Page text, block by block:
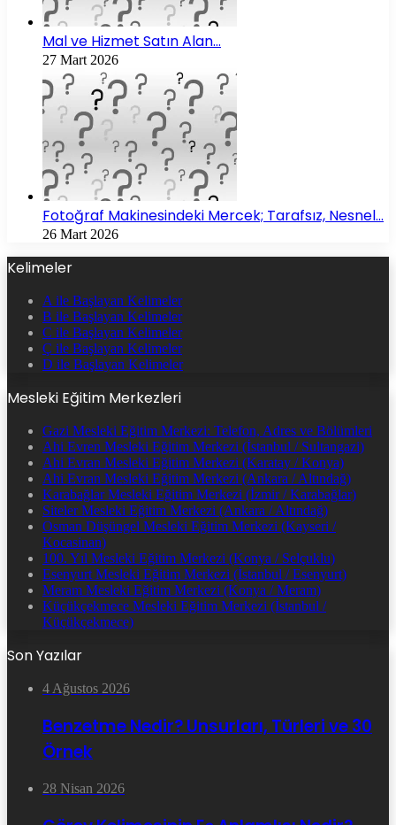
Mal ve Hizmet Satın Alan…
27 Mart 2026
Fotoğraf Makinesindeki Mercek; Tarafsız, Nesnel…
26 Mart 2026
Kelimeler
A ile Başlayan Kelimeler
B ile Başlayan Kelimeler
C ile Başlayan Kelimeler
Ç ile Başlayan Kelimeler
D ile Başlayan Kelimeler
Mesleki Eğitim Merkezleri
Gazi Mesleki Eğitim Merkezi: Telefon, Adres ve Bölümleri
Ahi Evren Mesleki Eğitim Merkezi (İstanbul / Sultangazi)
Ahi Evran Mesleki Eğitim Merkezi (Karatay / Konya)
Ahi Evran Mesleki Eğitim Merkezi (Ankara / Altındağ)
Karabağlar Mesleki Eğitim Merkezi (İzmir / Karabağlar)
Siteler Mesleki Eğitim Merkezi (Ankara / Altındağ)
Osman Düşüngel Mesleki Eğitim Merkezi (Kayseri /
Kocasinan)
100. Yıl Mesleki Eğitim Merkezi (Konya / Selçuklu)
Esenyurt Mesleki Eğitim Merkezi (İstanbul / Esenyurt)
Meram Mesleki Eğitim Merkezi (Konya / Meram)
Küçükçekmece Mesleki Eğitim Merkezi (İstanbul /
Küçükçekmece)
Son Yazılar
4 Ağustos 2026
Benzetme Nedir? Unsurları, Türleri ve 30
Örnek
28 Nisan 2026